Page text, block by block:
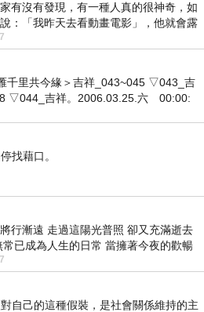
電池
所有USB裝置，Apple， Android，
Powerstation 4000mAh 行動電源 x
有沒有發現，有一種人真的很神奇，如
：「我昨天去看動畫電影」，他就會露
的微笑，然後問你是不是陪小
千里共今緣＞吉祥_043~045 ▽043_吉
▽044_吉祥。2006.03.25.六 00:00:
找藉口。
行漸遠 走過這陽光普照 卻又充滿逝去
常已成為人生的日常 當擁著今夜的歡暢
成昨日 而明晨 太陽
自己的這種假裝，是社會關係維持的主